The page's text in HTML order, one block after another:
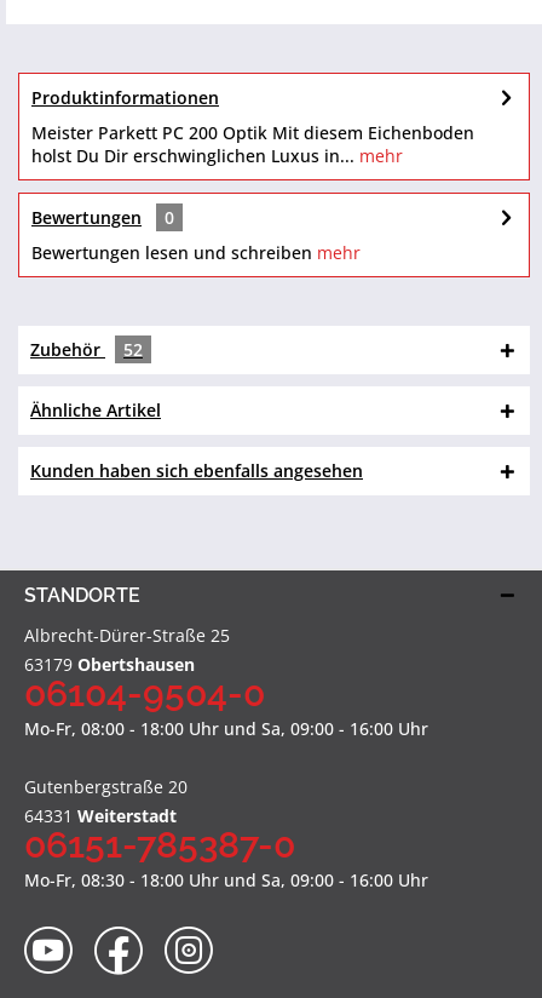
Produktinformationen
Meister Parkett PC 200 Optik Mit diesem Eichenboden
holst Du Dir erschwinglichen Luxus in... mehr
Bewertungen
0
Bewertungen lesen und schreiben mehr
Zubehör 52
Ähnliche Artikel
Kunden haben sich ebenfalls angesehen
STANDORTE
Albrecht-Dürer-Straße 25
63179 Obertshausen
06104-9504-0
Mo-Fr, 08:00 - 18:00 Uhr und Sa, 09:00 - 16:00 Uhr
Gutenbergstraße 20
64331 Weiterstadt
06151-785387-0
Mo-Fr, 08:30 - 18:00 Uhr und Sa, 09:00 - 16:00 Uhr